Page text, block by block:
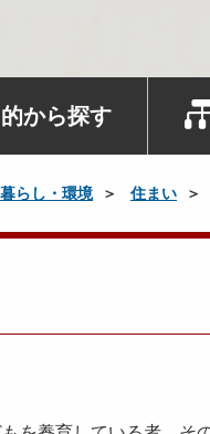
的から探す
暮らし・環境 住まい